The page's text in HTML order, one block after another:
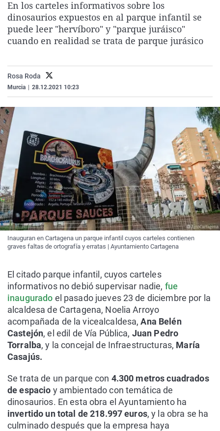
La rosa de los vientos
Gente viajera
Como el perro y el
Caso
Retornados
Equipo de
Extremadura
Galicia
La Rioja
Virales
Televisión
Elecciones
En los carteles informativos sobre los
dinosaurios expuestos en al parque infantil se
puede leer "hervíboro" y "parque juráisco"
cuando en realidad se trata de parque jurásico
Rosa Roda
Murcia 28.12.2021 10:23
Inauguran en Cartagena un parque infantil cuyos carteles contienen
graves faltas de ortografía y erratas | Ayuntamiento Cartagena
El citado parque infantil, cuyos carteles
informativos no debió supervisar nadie, fue
inaugurado el pasado jueves 23 de diciembre por la
alcaldesa de Cartagena, Noelia Arroyo
acompañada de la vicealcaldesa, Ana Belén
Castejón, el edil de Vía Pública, Juan Pedro
Torralba, y la concejal de Infraestructuras, María
Casajús.
Se trata de un parque con 4.300 metros cuadrados
de espacio y ambientado con temática de
dinosaurios. En esta obra el Ayuntamiento ha
invertido un total de 218.997 euros, y la obra se ha
culminado después que la empresa haya